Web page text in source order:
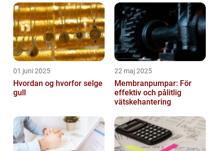
01 juni 2025
Hvordan og hvorfor selge
gull
22 maj 2025
Membranpumpar: För
effektiv och pålitlig
vätskehantering